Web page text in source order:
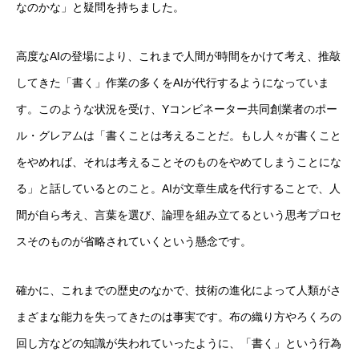
なのかな」と疑問を持ちました。
高度なAIの登場により、これまで人間が時間をかけて考え、推敲
してきた「書く」作業の多くをAIが代行するようになっていま
す。このような状況を受け、Yコンビネーター共同創業者のポー
ル・グレアムは「書くことは考えることだ。もし人々が書くこと
をやめれば、それは考えることそのものをやめてしまうことにな
る」と話しているとのこと。AIが文章生成を代行することで、人
間が自ら考え、言葉を選び、論理を組み立てるという思考プロセ
スそのものが省略されていくという懸念です。
確かに、これまでの歴史のなかで、技術の進化によって人類がさ
まざまな能力を失ってきたのは事実です。布の織り方やろくろの
回し方などの知識が失われていったように、「書く」という行為